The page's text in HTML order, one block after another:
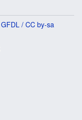
GFDL / CC by-sa